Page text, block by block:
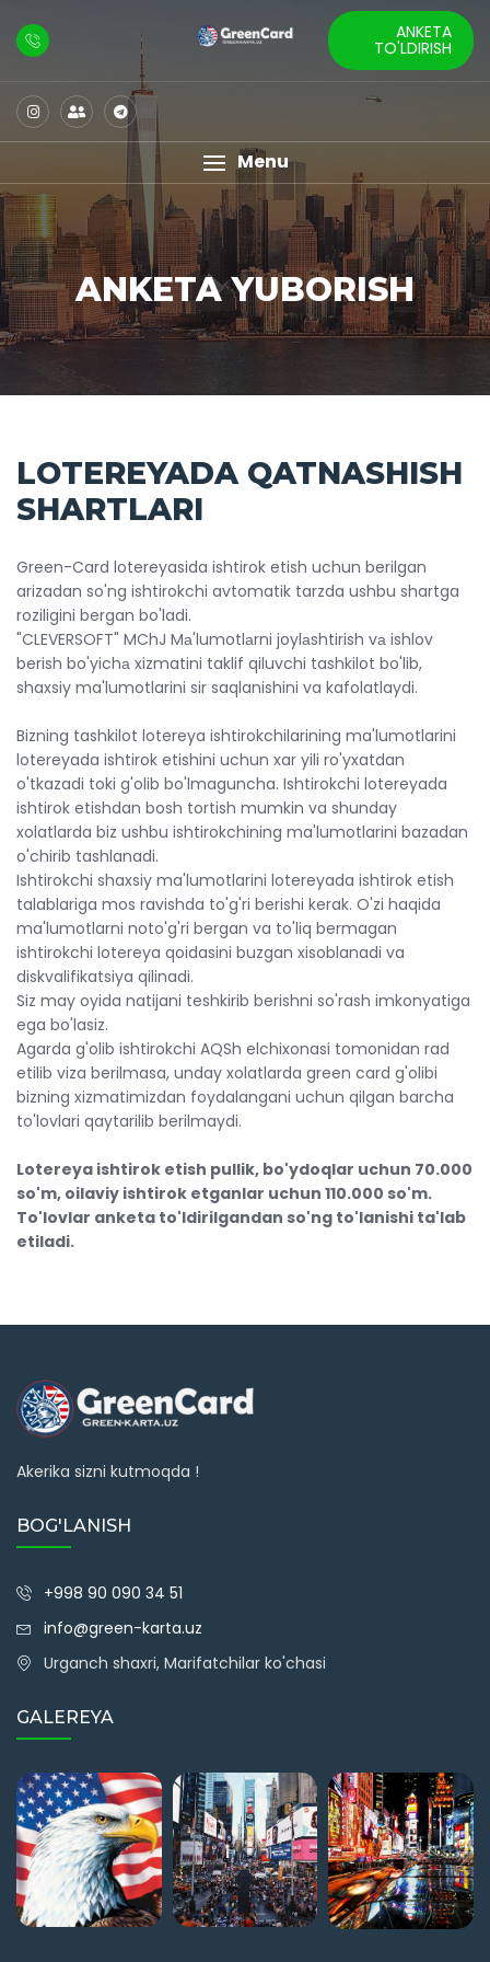
ANKETA
TO'LDIRISH
Menu
ANKETA YUBORISH
LOTEREYADA QATNASHISH
SHARTLARI
Green-Card lotereyasida ishtirok etish uchun berilgan
arizadan so'ng ishtirokchi avtomatik tarzda ushbu shartga
roziligini bergan bo'ladi.
"CLEVERSOFT" MChJ Mа'lumotlаrni joylаshtirish vа ishlov
berish bo'yichа xizmatini taklif qiluvchi tashkilot bo'lib,
shaxsiy ma'lumotlarini sir saqlanishini va kafolatlaydi.
Bizning tashkilot lotereya ishtirokchilarining ma'lumotlarini
lotereyada ishtirok etishini uchun xar yili ro'yxatdan
o'tkazadi toki g'olib bo'lmaguncha. Ishtirokchi lotereyada
ishtirok etishdan bosh tortish mumkin va shunday
xolatlarda biz ushbu ishtirokchining ma'lumotlarini bazadan
o'chirib tashlanadi.
Ishtirokchi shaxsiy ma'lumotlarini lotereyada ishtirok etish
talablariga mos ravishda to'g'ri berishi kerak. O'zi haqida
ma'lumotlarni noto'g'ri bergan va to'liq bermagan
ishtirokchi lotereya qoidasini buzgan xisoblanadi va
diskvalifikatsiya qilinadi.
Siz may oyida natijani teshkirib berishni so'rash imkonyatiga
ega bo'lasiz.
Agarda g'olib ishtirokchi AQSh elchixonasi tomonidan rad
etilib viza berilmasa, unday xolatlarda green card g'olibi
bizning xizmatimizdan foydalangani uchun qilgan barcha
to'lovlari qaytarilib berilmaydi.
Lotereya ishtirok etish pullik, bo'ydoqlar uchun 70.000
so'm, oilaviy ishtirok etganlar uchun 110.000 so'm.
To'lovlar anketa to'ldirilgandan so'ng to'lanishi ta'lab
etiladi.
Akerika sizni kutmoqda !
BOG'LANISH
+998 90 090 34 51
info@green-karta.uz
Urganch shaxri, Marifatchilar ko'chasi
GALEREYA